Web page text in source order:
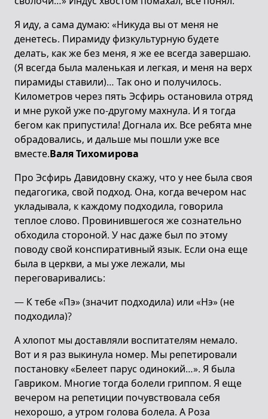
Я иду, а сама думаю: «Никуда вы от меня не
денетесь. Пирамиду физкультурную будете
делать, как же без меня, я же ее всегда завершаю.
(Я всегда была маленькая и легкая, и меня на верх
пирамиды ставили)… Так оно и получилось.
Километров через пять Эсфирь остановила отряд
и мне рукой уже по-другому махнула. И я тогда
бегом как припустила! Догнала их. Все ребята мне
обрадовались, и дальше мы пошли уже все
вместе.Валя Тихомирова
Про Эсфирь Давидовну скажу, что у нее была своя
педагогика, свой подход. Она, когда вечером нас
укладывала, к каждому подходила, говорила
теплое слово. Провинившегося же сознательно
обходила стороной. У нас даже был по этому
поводу свой конспиративный язык. Если она еще
была в церкви, а мы уже лежали, мы
переговаривались:
— К тебе «Пэ» (значит подходила) или «Нэ» (не
подходила)?
А хлопот мы доставляли воспитателям немало.
Вот и я раз выкинула номер. Мы репетировали
постановку «Белеет парус одинокий…». Я была
Гавриком. Многие тогда болели гриппом. Я еще
вечером на репетиции почувствовала себя
нехорошо, а утром голова болела. А Роза